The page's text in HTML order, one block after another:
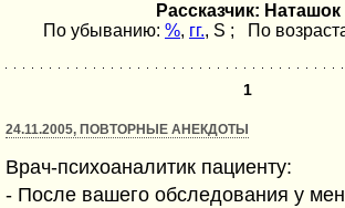
Рассказчик: Наташок
По убыванию: %, гг., S ; По
1
24.11.2005, ПОВТОРНЫЕ АНЕКДОТЫ
Врач-психоаналитик пациенту:
- После вашего обследования у